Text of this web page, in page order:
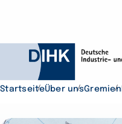
StartseiteÜber unsGremien